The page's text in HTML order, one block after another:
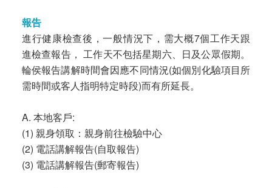
報告
進行健康檢查後，一般情況下，需大概7個工作天跟
進檢查報告， 工作天不包括星期六、日及公眾假期。
輪侯報告講解時間會因應不同情況(如個別化驗項目所
需時間或客人指明特定時段)而有所延長。
A. 本地客戶:
(1) 親身領取：親身前往檢驗中心
(2) 電話講解報告(自取報告)
(3) 電話講解報告(郵寄報告)